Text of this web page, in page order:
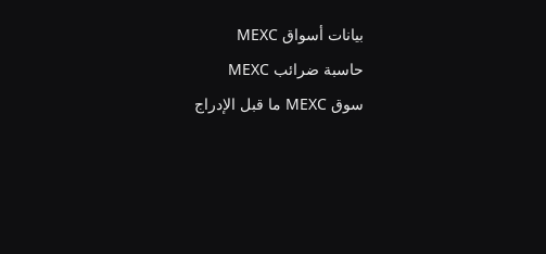
بيانات أسواق MEXC
حاسبة ضرائب MEXC
سوق MEXC ما قبل الإدراج